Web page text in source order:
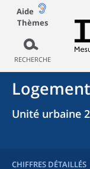
Aide
Thèmes
RECHERCHE
Unité urbaine
CHIFFRES DÉTAILLÉS